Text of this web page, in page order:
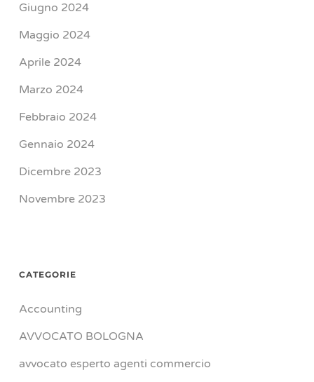
Giugno 2024
Maggio 2024
Aprile 2024
Marzo 2024
Febbraio 2024
Gennaio 2024
Dicembre 2023
Novembre 2023
CATEGORIE
Accounting
AVVOCATO BOLOGNA
avvocato esperto agenti commercio